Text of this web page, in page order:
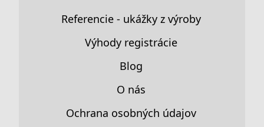
Referencie - ukážky z výroby
Výhody registrácie
Blog
O nás
Ochrana osobných údajov